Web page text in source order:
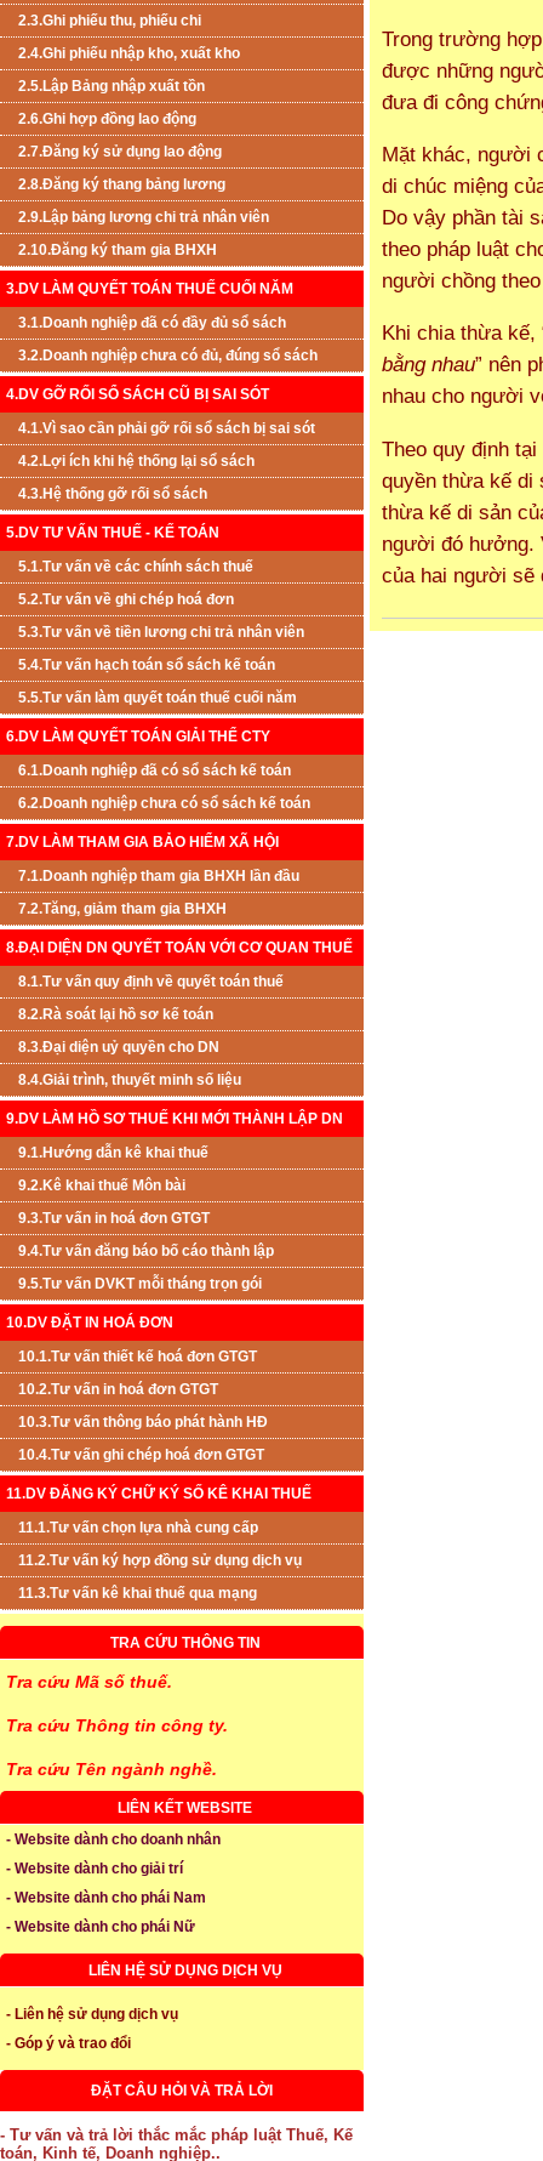
2.3.Ghi phiếu thu, phiếu chi
2.4.Ghi phiếu nhập kho, xuất kho
2.5.Lập Bảng nhập xuất tồn
2.6.Ghi hợp đồng lao động
2.7.Đăng ký sử dụng lao động
2.8.Đăng ký thang bảng lương
2.9.Lập bảng lương chi trả nhân viên
2.10.Đăng ký tham gia BHXH
3.DV LÀM QUYẾT TOÁN THUẾ CUỐI NĂM
3.1.Doanh nghiệp đã có đầy đủ sổ sách
3.2.Doanh nghiệp chưa có đủ, đúng sổ sách
4.DV GỠ RỐI SỔ SÁCH CŨ BỊ SAI SÓT
4.1.Vì sao cần phải gỡ rối sổ sách bị sai sót
4.2.Lợi ích khi hệ thống lại sổ sách
4.3.Hệ thống gỡ rối sổ sách
5.DV TƯ VẤN THUẾ - KẾ TOÁN
5.1.Tư vấn về các chính sách thuế
5.2.Tư vấn về ghi chép hoá đơn
5.3.Tư vấn về tiền lương chi trả nhân viên
5.4.Tư vấn hạch toán sổ sách kế toán
5.5.Tư vấn làm quyết toán thuế cuối năm
6.DV LÀM QUYẾT TOÁN GIẢI THỂ CTY
6.1.Doanh nghiệp đã có sổ sách kế toán
6.2.Doanh nghiệp chưa có sổ sách kế toán
7.DV LÀM THAM GIA BẢO HIỂM XÃ HỘI
7.1.Doanh nghiệp tham gia BHXH lần đầu
7.2.Tăng, giảm tham gia BHXH
8.ĐẠI DIỆN DN QUYẾT TOÁN VỚI CƠ QUAN THUẾ
8.1.Tư vấn quy định về quyết toán thuế
8.2.Rà soát lại hồ sơ kế toán
8.3.Đại diện uỷ quyền cho DN
8.4.Giải trình, thuyết minh số liệu
9.DV LÀM HỒ SƠ THUẾ KHI MỚI THÀNH LẬP DN
9.1.Hướng dẫn kê khai thuế
9.2.Kê khai thuế Môn bài
9.3.Tư vấn in hoá đơn GTGT
9.4.Tư vấn đăng báo bố cáo thành lập
9.5.Tư vấn DVKT mỗi tháng trọn gói
10.DV ĐẶT IN HOÁ ĐƠN
10.1.Tư vấn thiết kế hoá đơn GTGT
10.2.Tư vấn in hoá đơn GTGT
10.3.Tư vấn thông báo phát hành HĐ
10.4.Tư vấn ghi chép hoá đơn GTGT
11.DV ĐĂNG KÝ CHỮ KÝ SỐ KÊ KHAI THUẾ
11.1.Tư vấn chọn lựa nhà cung cấp
11.2.Tư vấn ký hợp đồng sử dụng dịch vụ
11.3.Tư vấn kê khai thuế qua mạng
TRA CỨU THÔNG TIN
Tra cứu Mã số thuế.
Tra cứu Thông tin công ty.
Tra cứu Tên ngành nghề.
LIÊN KẾT WEBSITE
- Website dành cho doanh nhân
- Website dành cho giải trí
- Website dành cho phái Nam
- Website dành cho phái Nữ
LIÊN HỆ SỬ DỤNG DỊCH VỤ
- Liên hệ sử dụng dịch vụ
- Góp ý và trao đổi
ĐẶT CÂU HỎI VÀ TRẢ LỜI
- Tư vấn và trả lời thắc mắc pháp luật Thuế, Kế
toán, Kinh tế, Doanh nghiệp..
Trong trường
được những
đưa đi công
Mặt khác, người
di chúc miệng
Do vậy phần tài
theo pháp luật
người chồng
Khi chia thừa kế,
bằng nhau” nên
nhau cho người
Theo quy định
quyền thừa kế di
thừa kế di sản
người đó hưởng.
của hai người sẽ